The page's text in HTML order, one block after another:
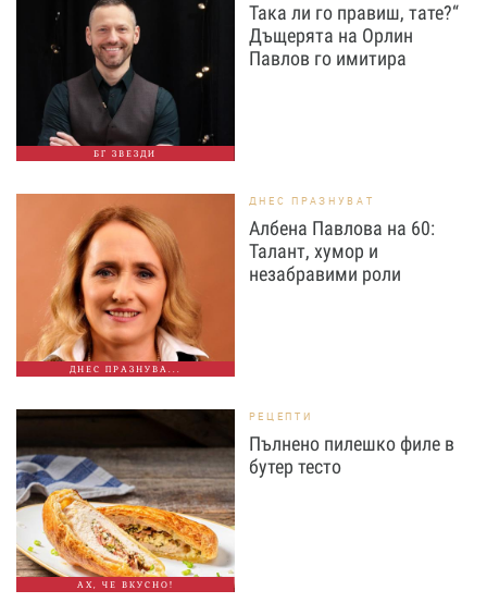
БГ ЗВЕЗДИ
Така ли го правиш, тате?“
Дъщерята на Орлин
Павлов го имитира
ДНЕС ПРАЗНУВА...
ДНЕС ПРАЗНУВАТ
Албена Павлова на 60:
Талант, хумор и
незабравими роли
АХ, ЧЕ ВКУСНО!
РЕЦЕПТИ
Пълнено пилешко филе в
бутер тесто